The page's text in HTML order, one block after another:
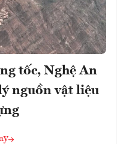
tốc, Nghệ An
nguồn vật liệu